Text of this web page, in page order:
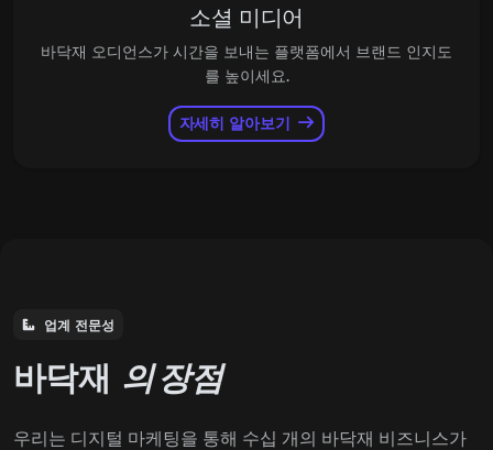
소셜 미디어
바닥재 오디언스가 시간을 보내는 플랫폼에서 브랜드 인지도
를 높이세요.
자세히 알아보기
업계 전문성
바닥재 의 장점
우리는 디지털 마케팅을 통해 수십 개의 바닥재 비즈니스가